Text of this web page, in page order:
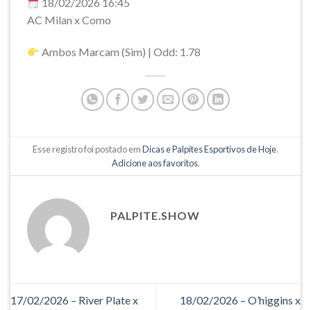
18/02/2026 16:45
AC Milan x Como
Ambos Marcam (Sim) | Odd: 1.78
Esse registro foi postado emDicas e Palpites Esportivos de Hoje.
Adicione aos favoritos.
PALPITE.SHOW
17/02/2026 – River Plate x
18/02/2026 – O’higgins x